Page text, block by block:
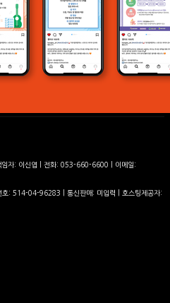
임자: 이신엽 | 전화: 053-660-6600 | 이메일:
호: 514-04-96283 | 통신판매: 미입력 | 호스팅제공자: